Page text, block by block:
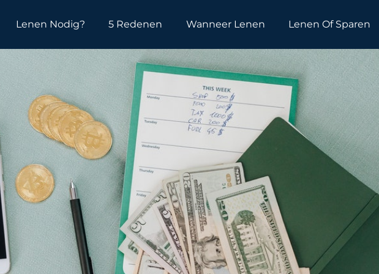
Lenen Nodig? 5 Redenen Wanneer Lenen Lenen Of Sparen